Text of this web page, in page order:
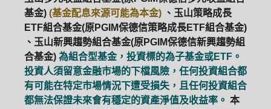
基金) (基金配息來源可能為本金) 、玉山策略成長
ETF組合基金(原PGIM保德信策略成長ETF組合基金)
、玉山新興趨勢組合基金(原PGIM保德信新興趨勢組
合基金) 為組合型基金，投資標的為子基金或ETF。
投資人須留意金融市場的下檔風險，任何投資組合都
有可能在特定市場情況下遭受損失，且任何投資組合
都無法保證未來會有穩定的資產淨值及收益率。 本